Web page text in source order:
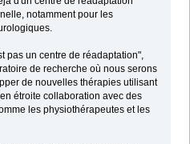
notamment pour les
pas un centre de réadaptation",
de recherche où nous serons
de nouvelles thérapies utilisant
étroite collaboration avec des
les physiothérapeutes et les